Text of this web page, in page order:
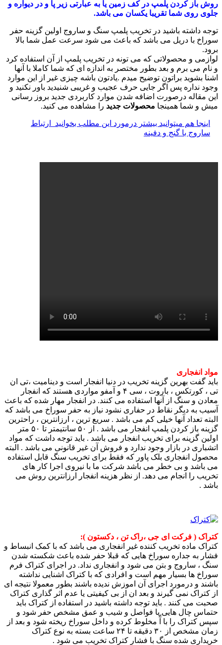
روش باز کردن پلمپ در کف زمین یا به عبارتی زیر پا و در دیواره و
جلوی روی شما تقریبا یکسان می باشد.
توجه داشته باشید در تخریب پلمپ سنگ و ساروج اولین گزینه حفر
سوراخ با دریل می باشد که باعث می شود سرعت عمل شما بالا
برود.
لوازمی و محصولاتی که می تونه در تخریب پلمپ از آن استفاده کرد
و نام می برم و بعد بطور مختصر به اندازه ای که شما کاملا با آنها
اشنا بشوید براتون توضیح میدم .یادتون باشه چیزی غیر از این موارد
وجود نداره پس اگر جایی حرف عجیب و غریبی شنیدید باور نکنید و
این مقاله درصورت اضافه شدن موارد کاربردی جدید بروز رسانی
میش و شما همینجا محصولات جدید را مشاهده می کنید.
اینجا هم میتوانید بیشتر درمورد این مطلب بخوانید
ارتباط
ساروج با گنج و دفینه
مواد انفجاری
باید گفت بهرین گزینه تخریب در دنیا انفجار است و دینامیت ،تی ان
تی ، کورتکس ، باروت ، سی ۴ و آمفو مواردی هستند که انفجار
معادن و سنگ از آنها استفاده می کنند. در انفجار مهار شده که باعث
آسیب به دیگر نقاط در حفاری نشود نیاز به حفر سوراخ می باشد که
البته تعداد آنها خیلی کم می باشد . سریع ترین ، ارزانترین ، راحترین
گزینه باز کردن پلمپ انفجار می باشد . از ۵۰ سانتیمتر تا ۵۰ متر
اولین گزینه برای تخریب انفجار می باشد . باید توجه داشت که مواد
اتشباری در بازار وجود ندارد و فروش آن غیر قانونی می باشد . البته
محصول انفجاری بلک پاور که فقط برای تخریب سنگ قابل استفاده
می باشد و بی خطر می باشد شرکت ما با نیروی اجرا کار های
تخریب را انجام می دهد. از نظر هزینه انفجار ارزانترین روش می
باشد .
کتراک ( فرکت ای جی ،راک تن ، دکستون ):
کتراک ماده تخریب کننده غیر انفجاری می باشد که با کمک انبساط و
فشار به جداره سوراخ هایی که قبلا حفر شده باعث شکسته شدن
سنگ ، ساروج و بتن می شود و انفجاری نداد. در اجرای کتراک فرم
سوراخ ها بسیار مهم است و افرادی که با کتراک اشنایی نداشته
باشند و درمورد اجرای آن اموزش ندیده باشند بطور معمولا نتیجه ای
از کتراک نمی گیرند و بعد ان از بی کیفیتی یا عدم اثر گذاری کتراک
صحبت می کنند . باید توجه داشته باشید در استفاده از کتراک باید
حتماس چال هایی با فواصل و شیب و عمق مشخص حفر شود و
سپس کتراک را با آّ مخلوط کرده و داخل سوراخ ریخته شود و بعد از
زمان مشخص از ۳۰ دقیقه تا ۲۴ ساعت بسته به نوع کتراک
خریداری شده سنگ با فشار کتراک تخریب می شود .